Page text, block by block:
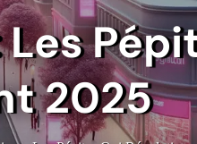
2025